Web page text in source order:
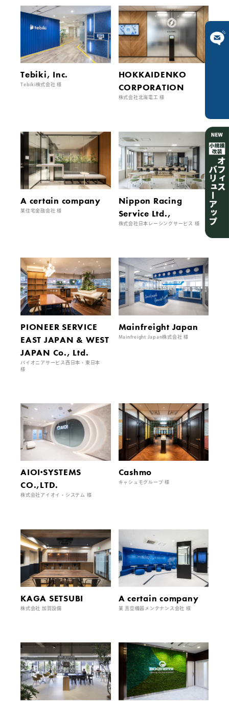
Tebiki, Inc.
Tebiki株式会社 様
HOKKAIDENKO
CORPORATION
株式会社北海電工 様
A certain company
某住宅金融会社 様
Nippon Racing
Service Ltd.,
株式会社日本レーシングサービス 様
PIONEER SERVICE
EAST JAPAN & WEST
JAPAN Co., Ltd.
パイオニアサービス西日本・東日本
様
Mainfreight Japan
Mainfreight Japan株式会社 様
AIOI·SYSTEMS
CO.,LTD.
株式会社アイオイ・システム 様
Cashmo
キャシュモグループ 様
KAGA SETSUBI
株式会社 加賀設備
A certain company
某 真空機器メンテナンス会社 様
ご相談は